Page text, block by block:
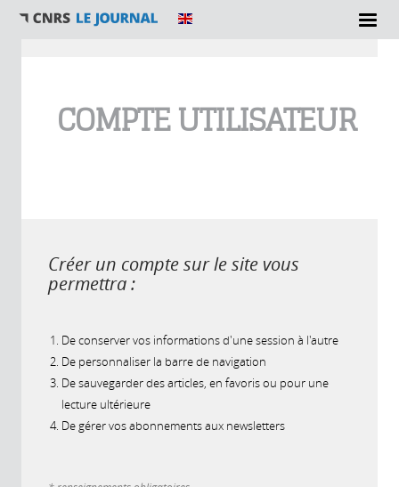
COMPTE UTILISATEUR
Créer un compte sur le site vous
permettra :
De conserver vos informations d'une session à l'autre
De personnaliser la barre de navigation
De sauvegarder des articles, en favoris ou pour une
lecture ultérieure
De gérer vos abonnements aux newsletters